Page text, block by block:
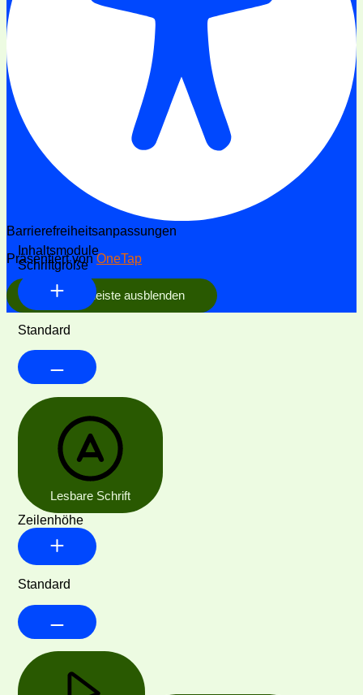
Barrierefreiheitsanpassungen
Präsentiert vonOneTap
Werkzeugleiste ausblenden
Inhaltsmodule
Schriftgröße
Standard
Lesbare Schrift
Zeilenhöhe
Standard